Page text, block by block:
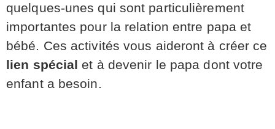
quelques-unes qui sont particulièrement
importantes pour la relation entre papa et
bébé. Ces activités vous aideront à créer ce
lien spécial et à devenir le papa dont votre
enfant a besoin.